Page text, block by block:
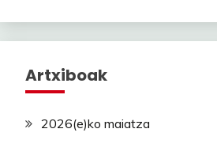
Artxiboak
2026(e)ko maiatza